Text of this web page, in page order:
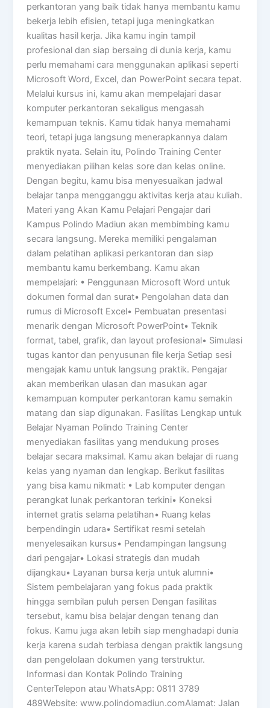
perkantoran yang baik tidak hanya membantu kamu
bekerja lebih efisien, tetapi juga meningkatkan
kualitas hasil kerja. Jika kamu ingin tampil
profesional dan siap bersaing di dunia kerja, kamu
perlu memahami cara menggunakan aplikasi seperti
Microsoft Word, Excel, dan PowerPoint secara tepat.
Melalui kursus ini, kamu akan mempelajari dasar
komputer perkantoran sekaligus mengasah
kemampuan teknis. Kamu tidak hanya memahami
teori, tetapi juga langsung menerapkannya dalam
praktik nyata. Selain itu, Polindo Training Center
menyediakan pilihan kelas sore dan kelas online.
Dengan begitu, kamu bisa menyesuaikan jadwal
belajar tanpa mengganggu aktivitas kerja atau kuliah.
Materi yang Akan Kamu Pelajari Pengajar dari
Kampus Polindo Madiun akan membimbing kamu
secara langsung. Mereka memiliki pengalaman
dalam pelatihan aplikasi perkantoran dan siap
membantu kamu berkembang. Kamu akan
mempelajari: • Penggunaan Microsoft Word untuk
dokumen formal dan surat• Pengolahan data dan
rumus di Microsoft Excel• Pembuatan presentasi
menarik dengan Microsoft PowerPoint• Teknik
format, tabel, grafik, dan layout profesional• Simulasi
tugas kantor dan penyusunan file kerja Setiap sesi
mengajak kamu untuk langsung praktik. Pengajar
akan memberikan ulasan dan masukan agar
kemampuan komputer perkantoran kamu semakin
matang dan siap digunakan. Fasilitas Lengkap untuk
Belajar Nyaman Polindo Training Center
menyediakan fasilitas yang mendukung proses
belajar secara maksimal. Kamu akan belajar di ruang
kelas yang nyaman dan lengkap. Berikut fasilitas
yang bisa kamu nikmati: • Lab komputer dengan
perangkat lunak perkantoran terkini• Koneksi
internet gratis selama pelatihan• Ruang kelas
berpendingin udara• Sertifikat resmi setelah
menyelesaikan kursus• Pendampingan langsung
dari pengajar• Lokasi strategis dan mudah
dijangkau• Layanan bursa kerja untuk alumni•
Sistem pembelajaran yang fokus pada praktik
hingga sembilan puluh persen Dengan fasilitas
tersebut, kamu bisa belajar dengan tenang dan
fokus. Kamu juga akan lebih siap menghadapi dunia
kerja karena sudah terbiasa dengan praktik langsung
dan pengelolaan dokumen yang terstruktur.
Informasi dan Kontak Polindo Training
CenterTelepon atau WhatsApp: 0811 3789
489Website: www.polindomadiun.comAlamat: Jalan